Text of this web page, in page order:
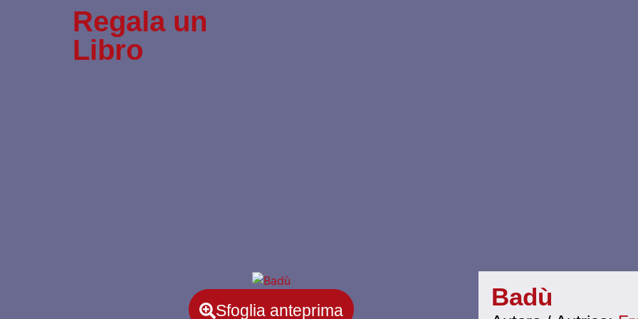
Regala un
Libro
Sfoglia anteprima Badù